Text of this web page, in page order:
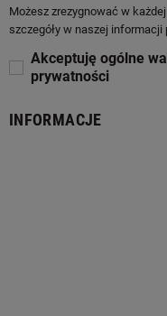
Możesz zrezygnować w
szczegóły w naszej informacji
Akceptuję ogólne
prywatności
INFORMACJE